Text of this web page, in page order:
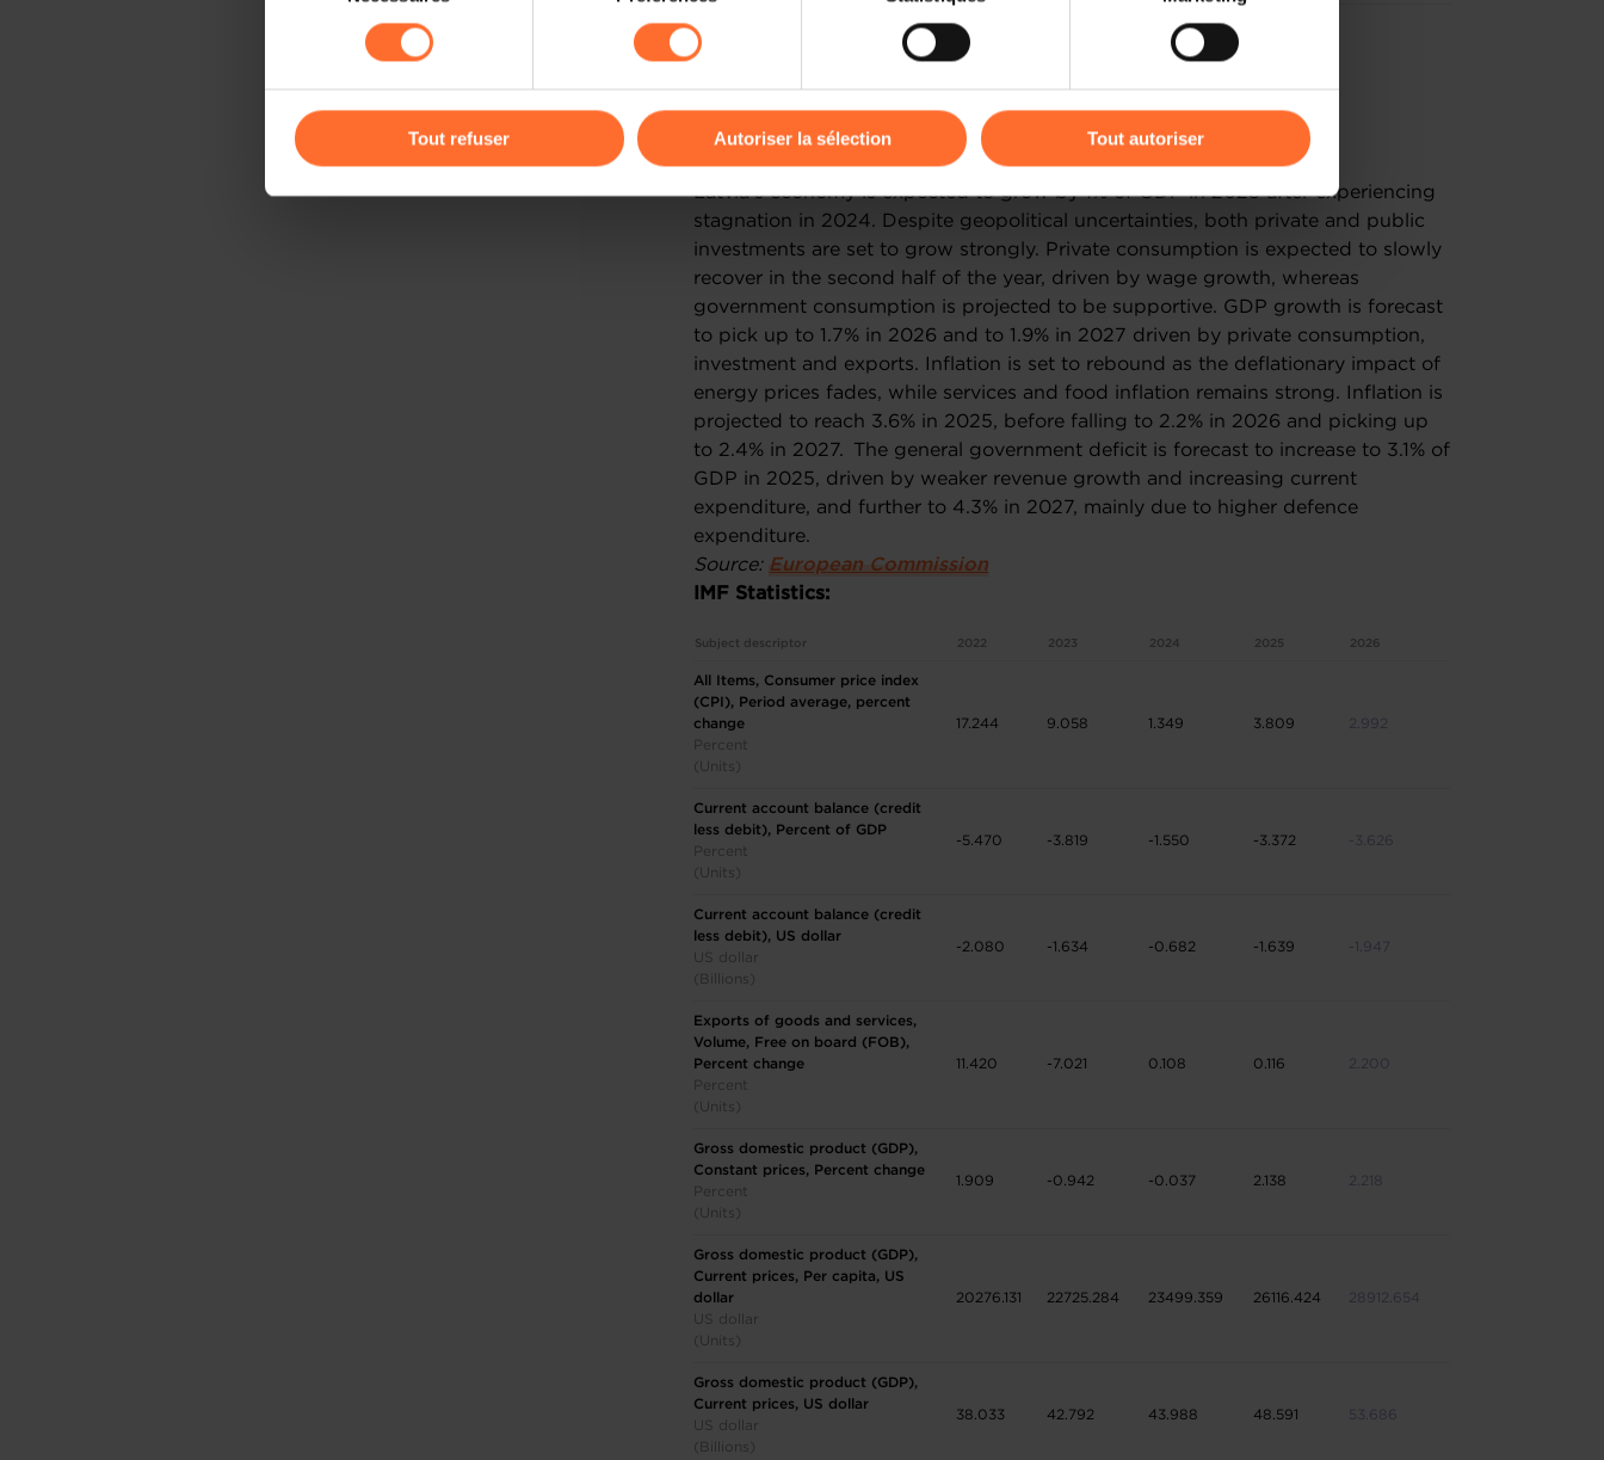
sociaux, sauvegarde des préférences de lecture vidéo, personnalisation de l’affichage du site) peuvent être affectées en
cas de refus de tous les cookies ou des cookies non nécessaires.
gauche de chaque page.
Charte d’usage des cookies et notre Politique de protection des données
consentement
Tout refuser Autoriser la sélection Tout autoriser
Indicateurs macroéconomiques
Latvia’s economy is expected to grow by 1% of GDP in 2025 after experiencing
stagnation in 2024. Despite geopolitical uncertainties, both private and public
investments are set to grow strongly. Private consumption is expected to slowly
recover in the second half of the year, driven by wage growth, whereas
government consumption is projected to be supportive. GDP growth is forecast
to pick up to 1.7% in 2026 and to 1.9% in 2027 driven by private consumption,
investment and exports. Inflation is set to rebound as the deflationary impact of
energy prices fades, while services and food inflation remains strong. Inflation is
projected to reach 3.6% in 2025, before falling to 2.2% in 2026 and picking up
to 2.4% in 2027. The general government deficit is forecast to increase to 3.1% of
GDP in 2025, driven by weaker revenue growth and increasing current
expenditure, and further to 4.3% in 2027, mainly due to higher defence
expenditure.
Source: European Commission
IMF Statistics:
Subject descriptor 2022 2023 2024 2025 2026
All Items, Consumer price index
(CPI), Period average, percent
change
Percent
(Units)
17.244 9.058 1.349 3.809 2.992
Current account balance (credit
less debit), Percent of GDP
Percent
(Units)
-5.470 -3.819 -1.550 -3.372 -3.626
Current account balance (credit
less debit), US dollar
US dollar
(Billions)
-2.080 -1.634 -0.682 -1.639 -1.947
Exports of goods and services,
Volume, Free on board (FOB),
Percent change
Percent
(Units)
11.420 -7.021 0.108 0.116
Gross domestic product (GDP),
Constant prices, Percent change
Percent
(Units)
1.909 -0.942 -0.037 2.138 2.218
Gross domestic product (GDP),
Current prices, Per capita, US
dollar
US dollar
(Units)
20276.131 22725.284 23499.359 26116.424 28912.654
Gross domestic product (GDP),
Current prices, US dollar
US dollar
(Billions)
38.033 42.792 43.988 48.591 53.686